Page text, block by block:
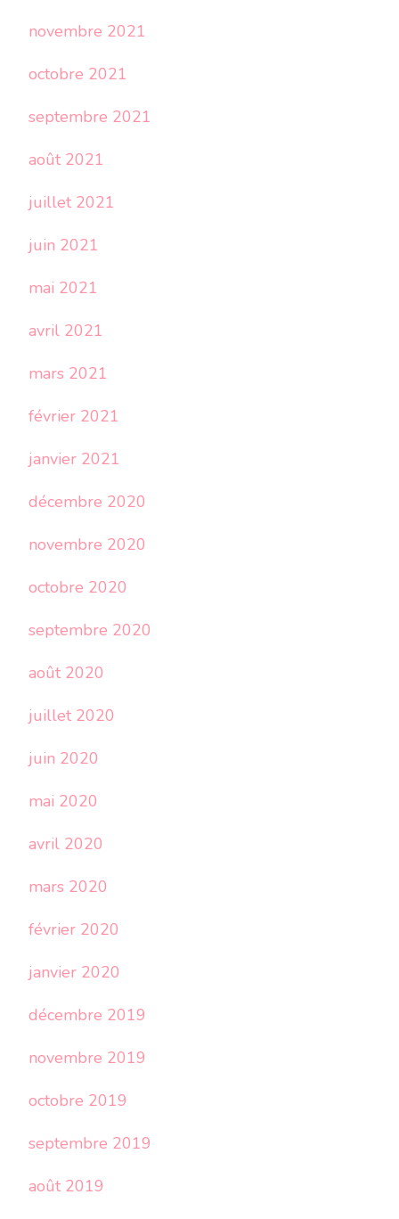
novembre 2021
octobre 2021
septembre 2021
août 2021
juillet 2021
juin 2021
mai 2021
avril 2021
mars 2021
février 2021
janvier 2021
décembre 2020
novembre 2020
octobre 2020
septembre 2020
août 2020
juillet 2020
juin 2020
mai 2020
avril 2020
mars 2020
février 2020
janvier 2020
décembre 2019
novembre 2019
octobre 2019
septembre 2019
août 2019